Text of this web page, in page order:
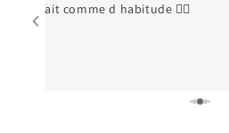
Parfait comme d habitude 👍🏿